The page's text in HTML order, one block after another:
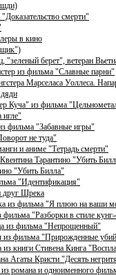
смерти"
в кино
"зеленый берет", ветеран
из фильма "Славные парни"
Марселаса Уоллеса.
Куча" из фильма
игле"
фильма "Забавные игры"
не туда"
и аниме "Тетрадь смерти"
Тарантино "Убить
"Убить Билла"
"Идентификация"
друг Шрека
из фильма "Я плюю на ваши
фильма "Разборки в стиле
из фильма "Непрощенный"
фильма "Прирожденные
книги Стивена Кинга
Агаты Кристи "Десять
романа и одноименного